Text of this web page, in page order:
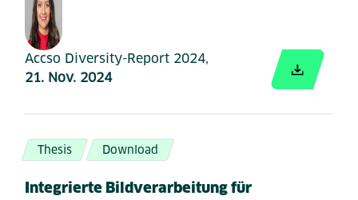
Accso Diversity-Report 2024,
21. Nov. 2024
Thesis Download
Integrierte Bildverarbeitung für